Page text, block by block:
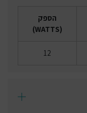
הספק
(WATTS)
12